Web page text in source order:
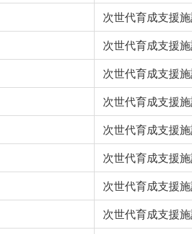
次世代育成支援
次世代育成支援
次世代育成支援
次世代育成支援
次世代育成支援
次世代育成支援
次世代育成支援
次世代育成支援